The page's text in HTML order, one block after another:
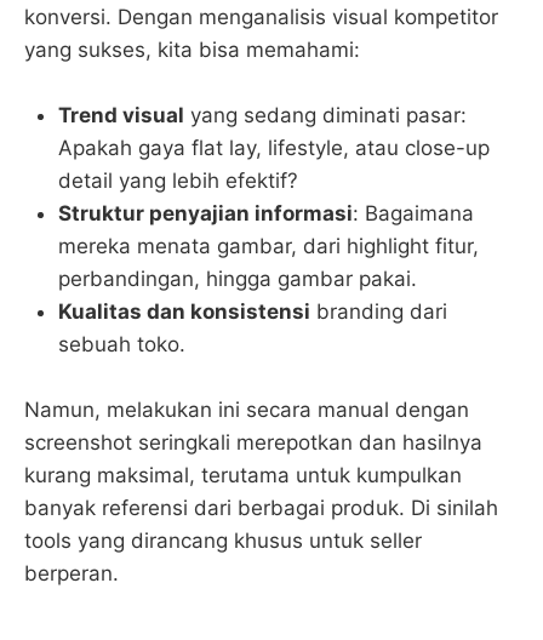
konversi. Dengan menganalisis visual kompetitor
yang sukses, kita bisa memahami:
Trend visual yang sedang diminati pasar:
Apakah gaya flat lay, lifestyle, atau close-up
detail yang lebih efektif?
Struktur penyajian informasi: Bagaimana
mereka menata gambar, dari highlight fitur,
perbandingan, hingga gambar pakai.
Kualitas dan konsistensi branding dari
sebuah toko.
Namun, melakukan ini secara manual dengan
screenshot seringkali merepotkan dan hasilnya
kurang maksimal, terutama untuk kumpulkan
banyak referensi dari berbagai produk. Di sinilah
tools yang dirancang khusus untuk seller
berperan.